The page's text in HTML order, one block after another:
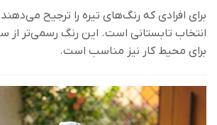
برای افرادی که رنگ‌های تیره را ترجیح
انتخاب تابستانی است. این رنگ رسمی‌تر از
برای محیط کار نیز مناسب است.